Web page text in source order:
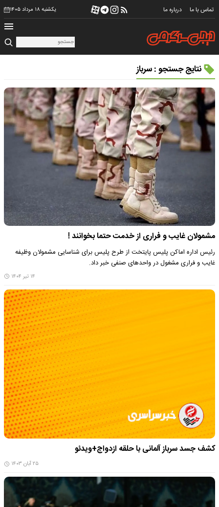
تماس با ما درباره ما یکشنبه ۱۸ مرداد ۱۴۰۵
نتایج جستجو : سرباز
مشمولان غایب و فراری از خدمت حتما بخوانند !
رئیس اداره اماکن پلیس پایتخت از طرح پلیس برای شناسایی مشمولان وظیفه
غایب و فراری مشغول در واحدهای صنفی خبر داد.
۱۴ تیر ۱۴۰۴
کشف جسد سرباز آلمانی با حلقه ازدواج+ویدئو
۲۵ آبان ۱۴۰۳